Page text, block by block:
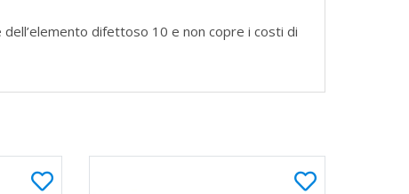
difettoso 10 e non copre i costi di